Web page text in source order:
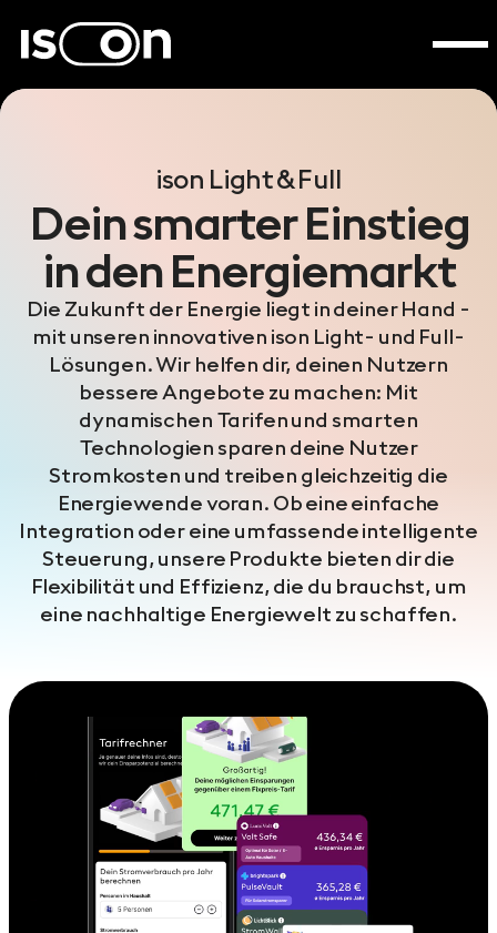
ison Light & Full
Dein smarter Einstieg
in den Energiemarkt
Die Zukunft der Energie liegt in deiner Hand -
mit unseren innovativen ison Light- und Full-
Lösungen. Wir helfen dir, deinen Nutzern
bessere Angebote zu machen: Mit
dynamischen Tarifen und smarten
Technologien sparen deine Nutzer
Stromkosten und treiben gleichzeitig die
Energiewende voran. Ob eine einfache
Integration oder eine umfassende intelligente
Steuerung, unsere Produkte bieten dir die
Flexibilität und Effizienz, die du brauchst, um
eine nachhaltige Energiewelt zu schaffen.